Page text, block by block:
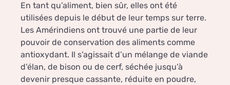
En tant qu’aliment, bien sûr, elles ont été
utilisées depuis le début de leur temps sur terre.
Les Amérindiens ont trouvé une partie de leur
pouvoir de conservation des aliments comme
antioxydant. Il s’agissait d’un mélange de viande
d’élan, de bison ou de cerf, séchée jusqu’à
devenir presque cassante, réduite en poudre,